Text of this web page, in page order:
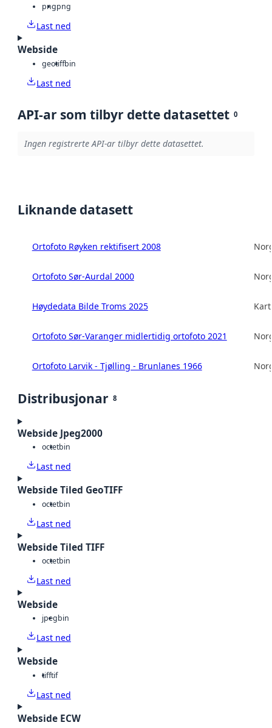
pngpng
Last ned
Webside
geotiffbin
Last ned
API-ar som tilbyr dette datasettet 0
Ingen registrerte API-ar tilbyr dette datasettet.
Liknande datasett
Ortofoto Røyken rektifisert 2008
Ortofoto Sør-Aurdal 2000
Høydedata Bilde Troms 2025
Ortofoto Sør-Varanger midlertidig ortofoto 2021
Ortofoto Larvik - Tjølling - Brunlanes 1966
Distribusjonar 8
Webside Jpeg2000
octetbin
Last ned
Webside Tiled GeoTIFF
octetbin
Last ned
Webside Tiled TIFF
octetbin
Last ned
Webside
jpegbin
Last ned
Webside
tifftif
Last ned
Webside ECW